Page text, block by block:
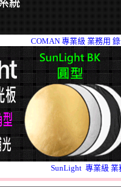
COMAN 專業級 業務用
SunLight 專業級 業